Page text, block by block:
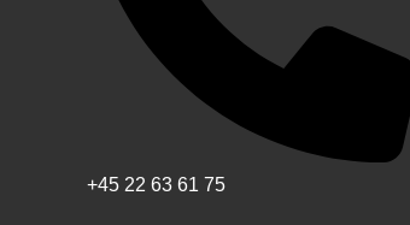
+45 22 63 61 75